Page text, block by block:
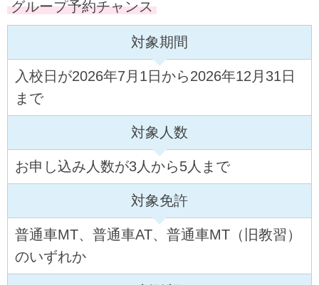
グループ予約チャンス
対象期間
入校日が2026年7月1日から2026年12月31日
まで
対象人数
お申し込み人数が3人から5人まで
対象免許
普通車MT、普通車AT、普通車MT（旧教習）
のいずれか